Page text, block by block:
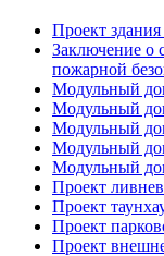
Проект здания
Заключение о
пожарной
Модульный
Модульный
Модульный
Модульный
Модульный
Проект
Проект
Проект
Проект